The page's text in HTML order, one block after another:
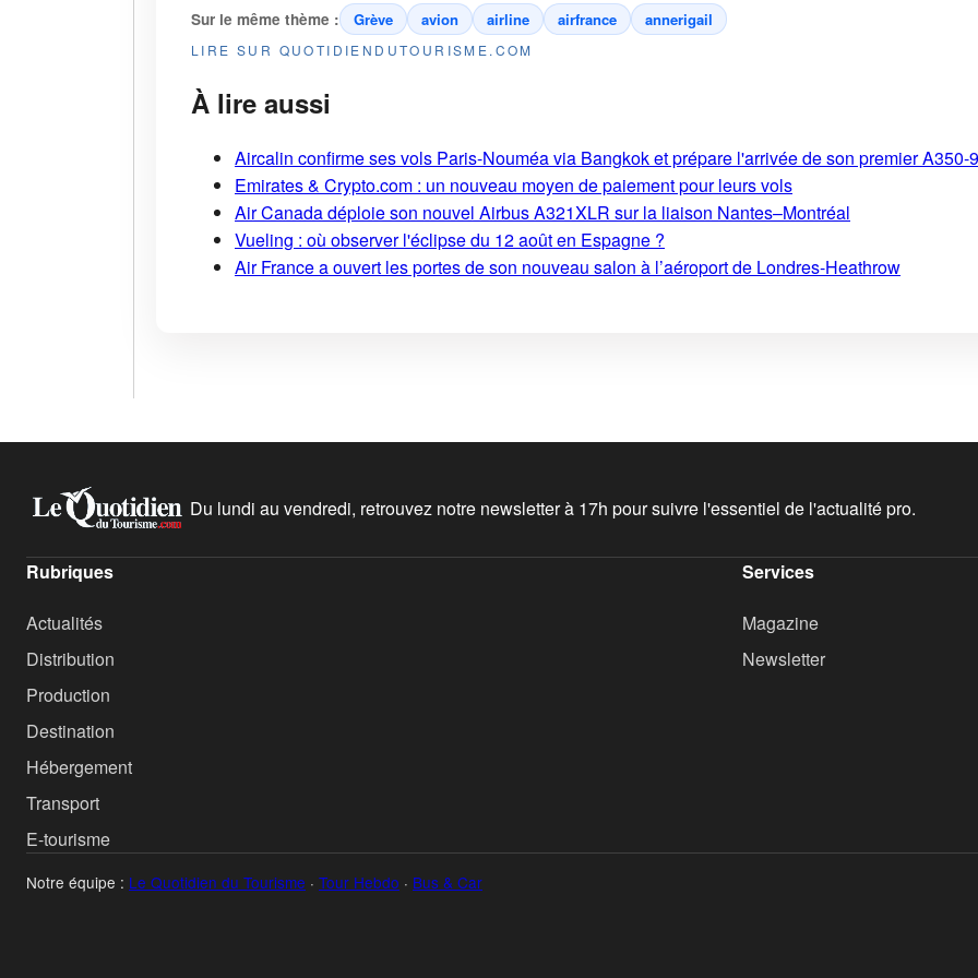
Sur le même thème : Grève avion airline airfrance annerigail
LIRE SUR QUOTIDIENDUTOURISME.COM
À lire aussi
Aircalin confirme ses vols Paris-Nouméa via Bangkok et prépare l'arrivée de son premier A350-
Emirates & Crypto.com : un nouveau moyen de paiement pour leurs vols
Air Canada déploie son nouvel Airbus A321XLR sur la liaison Nantes–Montréal
Vueling : où observer l'éclipse du 12 août en Espagne ?
Air France a ouvert les portes de son nouveau salon à l’aéroport de Londres-Heathrow
Du lundi au vendredi, retrouvez notre newsletter à 17h pour suivre l'essentiel de l'actualité pro.
Rubriques
Actualités
Distribution
Production
Destination
Hébergement
Transport
E-tourisme
Services
Magazine
Newsletter
Notre équipe : Le Quotidien du Tourisme · Tour Hebdo · Bus & Car